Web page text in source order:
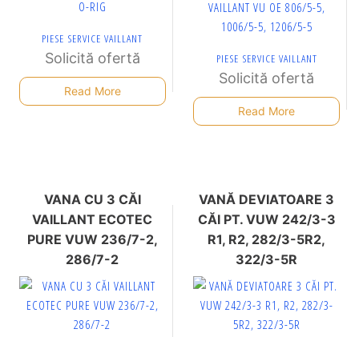
PIESE SERVICE VAILLANT
Solicită ofertă
Read More
PIESE SERVICE VAILLANT
Solicită ofertă
Read More
VANA CU 3 CĂI
VAILLANT ECOTEC
PURE VUW 236/7-2,
286/7-2
VANĂ DEVIATOARE 3
CĂI PT. VUW 242/3-3
R1, R2, 282/3-5R2,
322/3-5R